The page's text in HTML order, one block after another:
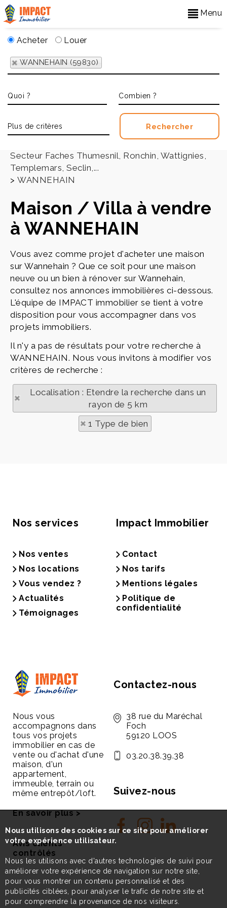
Menu
Acheter Louer
WANNEHAIN (59830)
Secteur Faches Thumesnil, Ronchin, Wattignies,
Templemars, Seclin,...
> WANNEHAIN
Maison / Villa à vendre
à WANNEHAIN
Vous avez comme projet d'acheter une maison
sur Wannehain ? Que ce soit pour une maison
neuve ou un bien à rénover sur Wannehain,
consultez nos annonces immobilières ci-dessous.
L'équipe de IMPACT immobilier se tient à votre
disposition pour vous accompagner dans vos
projets immobiliers.
Il n'y a pas de résultats pour votre recherche à
WANNEHAIN. Nous vous invitons à modifier vos
critères de recherche :
Localisation : Etendre la recherche dans un
rayon de 5 km
1 Type de bien
Nos services
Nos ventes
Nos locations
Vous vendez ?
Actualités
Témoignages
Impact Immobilier
Contact
Nos tarifs
Mentions légales
Politique de
confidentialité
Nous vous
accompagnons dans
tous vos projets
immobilier en cas de
vente ou d'achat d'une
maison, d'un
appartement,
immeuble, terrain ou
même entrepôt/loft.
En savoir plus >
Avis clients
contrôlés
Contactez-nous
38 rue du Maréchal
Foch
59120 LOOS
03.20.38.39.38
Suivez-nous
Nous utilisons des cookies sur ce site pour améliorer
votre expérience utilisateur.
Nous les utilisons avec d'autres technologies de suivi pour
améliorer votre expérience de navigation sur notre site,
pour vous montrer un contenu personnalisé et des
publicités ciblées, pour analyser le trafic de notre site et
pour comprendre la provenance de nos visiteurs.